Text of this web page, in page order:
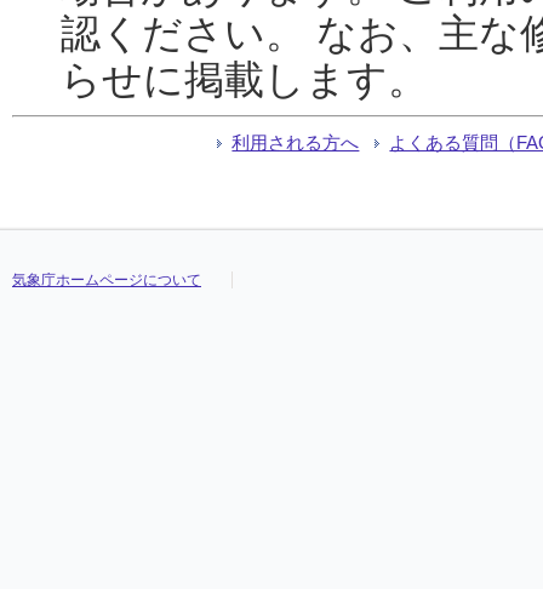
認ください。 なお、主な
らせに掲載します。
利用される方へ よくある質問（
気象庁ホームページについて